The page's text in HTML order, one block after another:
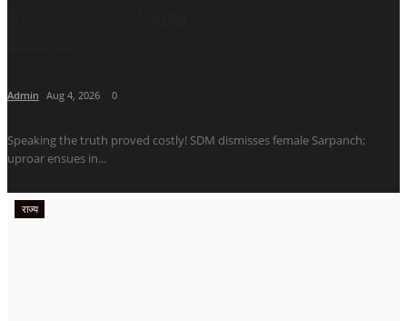
Admin Aug 4, 2026 0
Speaking the truth proved costly! SDM dismisses female Sarpanch;
uproar ensues in...
राज्य